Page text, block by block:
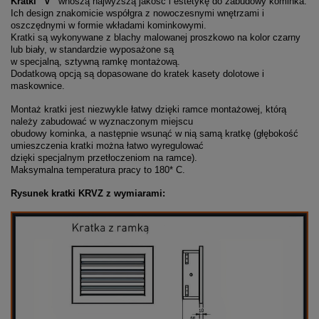
Ich design znakomicie współgra z nowoczesnymi wnętrzami i
oszczędnymi w formie wkładami kominkowymi.
Kratki są wykonywane z blachy malowanej proszkowo na kolor czarny
lub biały, w standardzie wyposażone są
w specjalną, sztywną ramkę montażową.
Dodatkową opcją są dopasowane do kratek kasety dolotowe i
maskownice.
Montaż kratki jest niezwykle łatwy dzięki ramce montażowej, którą
należy zabudować w wyznaczonym miejscu
obudowy kominka, a następnie wsunąć w nią samą kratkę (głębokość
umieszczenia kratki można łatwo wyregulować
dzięki specjalnym przetłoczeniom na ramce).
Maksymalna temperatura pracy to 180* C.
Rysunek kratki KRVZ z wymiarami: